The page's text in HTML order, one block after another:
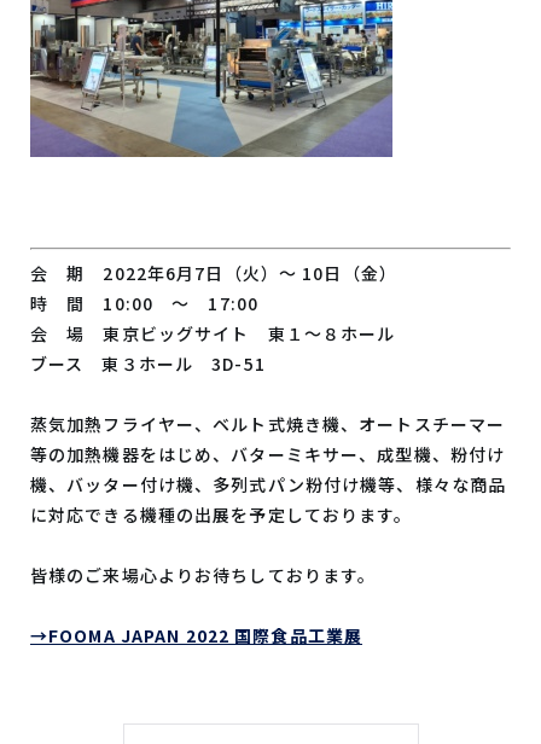
会 期 2022年6月7日（火）～ 10日（金）
時 間 10:00 ～ 17:00
会 場 東京ビッグサイト 東１～８ホール
ブース 東３ホール 3D-51
蒸気加熱フライヤー、ベルト式焼き機、オートスチーマー
等の加熱機器をはじめ、バターミキサー、成型機、粉付け
機、バッター付け機、多列式パン粉付け機等、様々な商品
に対応できる機種の出展を予定しております。
皆様のご来場心よりお待ちしております。
→FOOMA JAPAN 2022 国際食品工業展